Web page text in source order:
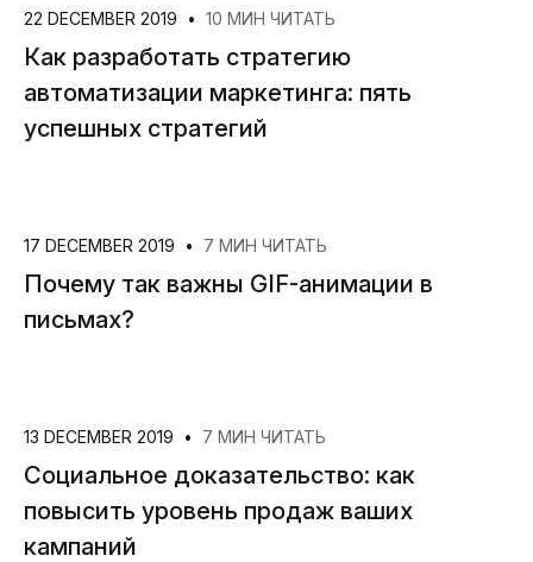
22 DECEMBER 2019 • 10 МИН ЧИТАТЬ
Как разработать стратегию
автоматизации маркетинга: пять
успешных стратегий
17 DECEMBER 2019 • 7 МИН ЧИТАТЬ
Почему так важны GIF-анимации в
письмах?
13 DECEMBER 2019 • 7 МИН ЧИТАТЬ
Социальное доказательство: как
повысить уровень продаж ваших
кампаний